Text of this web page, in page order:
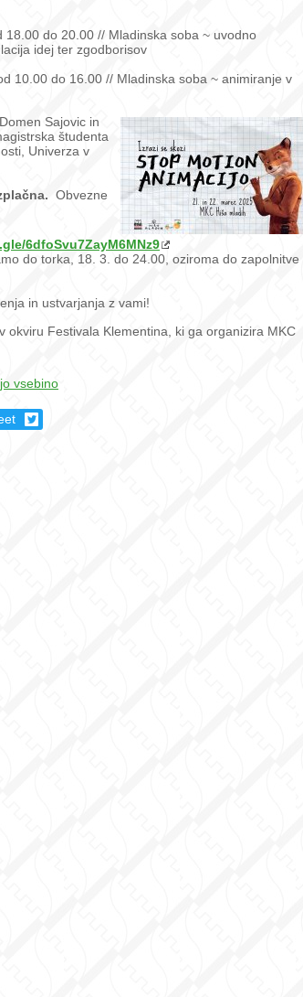
18.00 do 20.00 // Mladinska soba ~ uvodno
idej ter zgodborisov
10.00 do 16.00 // Mladinska soba ~ animiranje v
Sajovic in
študenta
Univerza v
Obvezne
6dfoSvu7ZayM6MNz9
do torka, 18. 3. do 24.00, oziroma do zapolnitve
in ustvarjanja z vami!
okviru Festivala Klementina, ki ga organizira MKC
vsebino